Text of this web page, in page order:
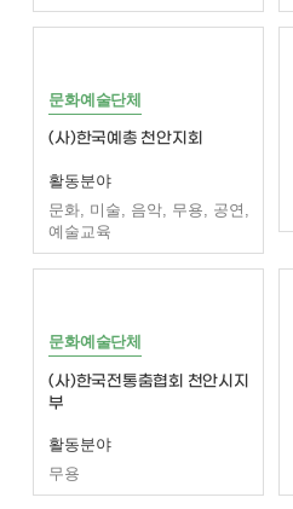
문화예술단체
(사)한국예총 천안지회
활동분야
문화, 미술, 음악, 무용, 공연,
예술교육
문화예술단체
(사)한국전통춤협회 천안시지
부
활동분야
무용